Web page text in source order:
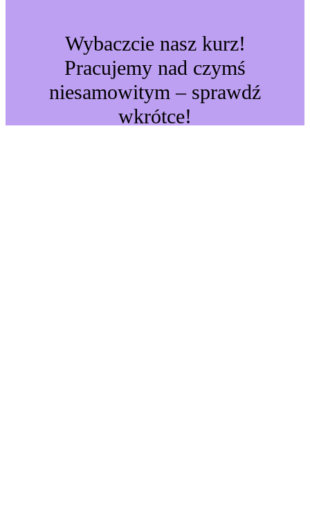
Wybaczcie nasz kurz!
Pracujemy nad czymś
niesamowitym – sprawdź
wkrótce!